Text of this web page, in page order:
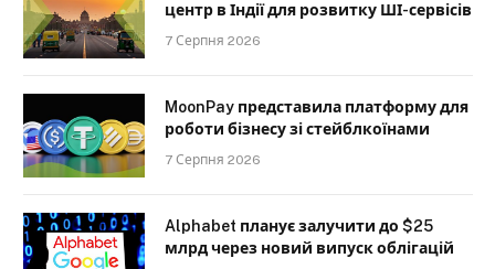
центр в Індії для розвитку ШІ-сервісів
7 Серпня 2026
MoonPay представила платформу для
роботи бізнесу зі стейблкоїнами
7 Серпня 2026
Alphabet планує залучити до $25
млрд через новий випуск облігацій